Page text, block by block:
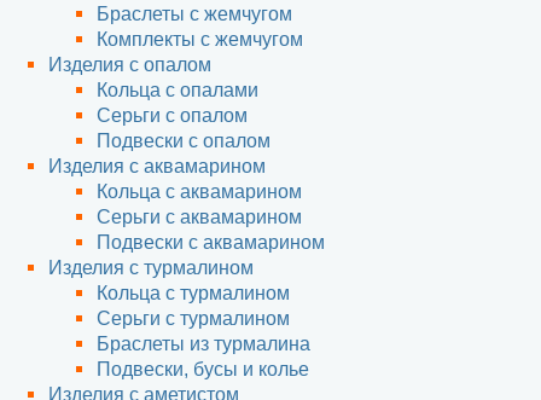
Браслеты с жемчугом
Комплекты с жемчугом
Изделия с опалом
Кольца с опалами
Серьги с опалом
Подвески с опалом
Изделия с аквамарином
Кольца с аквамарином
Серьги с аквамарином
Подвески с аквамарином
Изделия с турмалином
Кольца с турмалином
Серьги с турмалином
Браслеты из турмалина
Подвески, бусы и колье
Изделия с аметистом